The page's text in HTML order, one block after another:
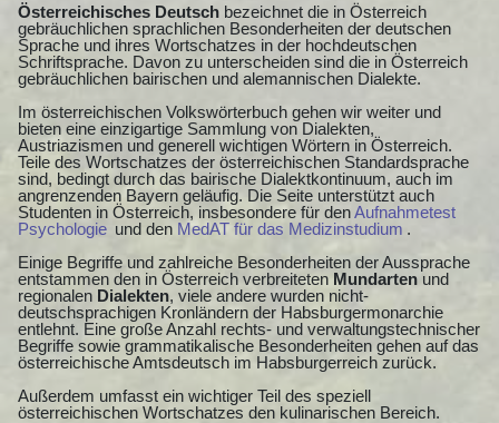
Österreichisches Deutsch bezeichnet die in Österreich
gebräuchlichen sprachlichen Besonderheiten der deutschen
Sprache und ihres Wortschatzes in der hochdeutschen
Schriftsprache. Davon zu unterscheiden sind die in Österreich
gebräuchlichen bairischen und alemannischen Dialekte.
Im österreichischen Volkswörterbuch gehen wir weiter und
bieten eine einzigartige Sammlung von Dialekten,
Austriazismen und generell wichtigen Wörtern in Österreich.
Teile des Wortschatzes der österreichischen Standardsprache
sind, bedingt durch das bairische Dialektkontinuum, auch im
angrenzenden Bayern geläufig. Die Seite unterstützt auch
Studenten in Österreich, insbesondere für denAufnahmetest
Psychologie und den MedAT für das Medizinstudium .
Einige Begriffe und zahlreiche Besonderheiten der Aussprache
entstammen den in Österreich verbreiteten Mundarten und
regionalen Dialekten, viele andere wurden nicht-
deutschsprachigen Kronländern der Habsburgermonarchie
entlehnt. Eine große Anzahl rechts- und verwaltungstechnischer
Begriffe sowie grammatikalische Besonderheiten gehen auf das
österreichische Amtsdeutsch im Habsburgerreich zurück.
Außerdem umfasst ein wichtiger Teil des speziell
österreichischen Wortschatzes den kulinarischen Bereich.